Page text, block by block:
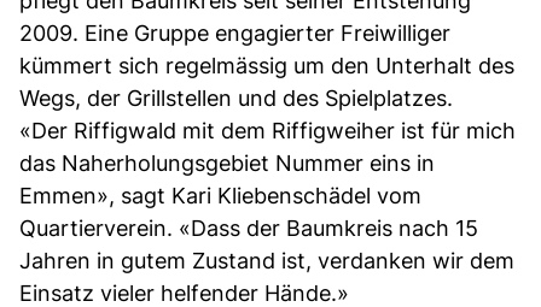
2009. Eine Gruppe engagierter Freiwilliger
kümmert sich regelmässig um den Unterhalt des
Wegs, der Grillstellen und des Spielplatzes.
«Der Riffigwald mit dem Riffigweiher ist für mich
das Naherholungsgebiet Nummer eins in
Emmen», sagt Kari Kliebenschädel vom
Quartierverein. «Dass der Baumkreis nach 15
Jahren in gutem Zustand ist, verdanken wir dem
Einsatz vieler helfender Hände.»